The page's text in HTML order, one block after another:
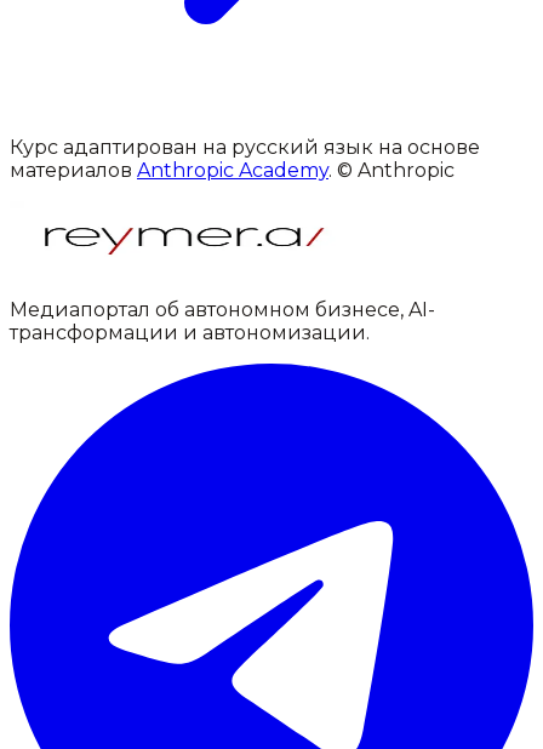
Курс адаптирован на русский язык на основе
материалов Anthropic Academy. © Anthropic
Медиапортал об автономном бизнесе, AI-
трансформации и автономизации.